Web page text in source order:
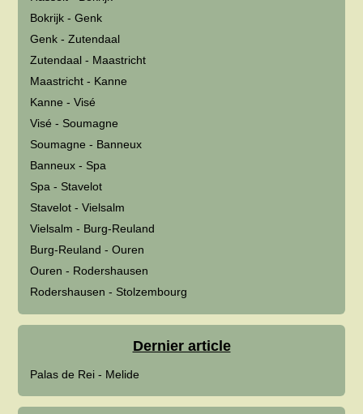
Bokrijk - Genk
Genk - Zutendaal
Zutendaal - Maastricht
Maastricht - Kanne
Kanne - Visé
Visé - Soumagne
Soumagne - Banneux
Banneux - Spa
Spa - Stavelot
Stavelot - Vielsalm
Vielsalm - Burg-Reuland
Burg-Reuland - Ouren
Ouren - Rodershausen
Rodershausen - Stolzembourg
Dernier article
Palas de Rei - Melide